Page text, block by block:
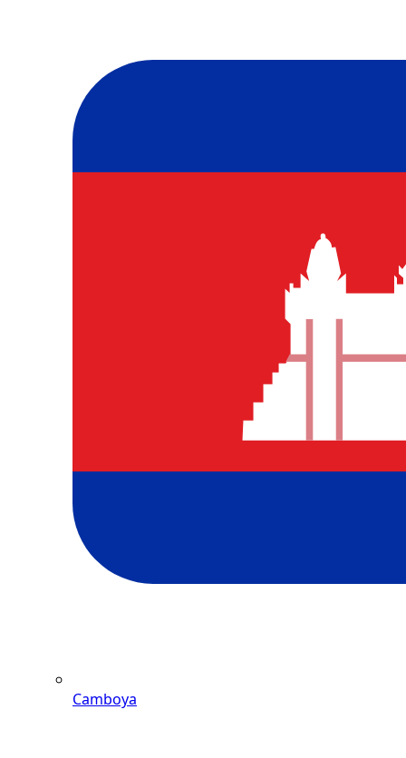
Camboya